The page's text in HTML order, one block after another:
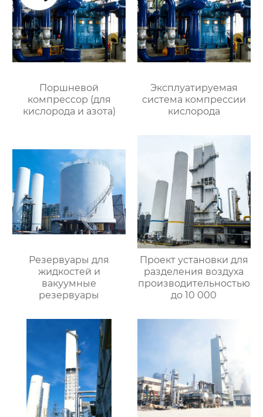
Поршневой
компрессор (для
кислорода и азота)
Эксплуатируемая
система компрессии
кислорода
Резервуары для
жидкостей и
вакуумные
резервуары
Проект установки для
разделения воздуха
производительностью
до 10 000